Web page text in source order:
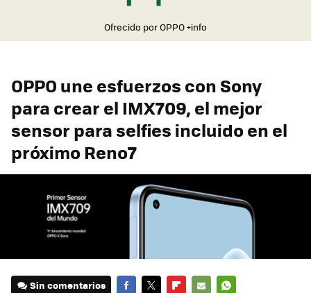
Ofrecido por OPPO+info
OPPO une esfuerzos con Sony
para crear el IMX709, el mejor
sensor para selfies incluido en el
próximo Reno7
Sin comentarios